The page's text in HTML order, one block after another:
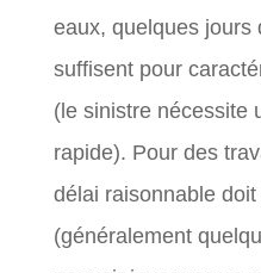
eaux, quelques jours
suffisent pour
(le sinistre nécessite
rapide). Pour des
délai raisonnable
(généralement